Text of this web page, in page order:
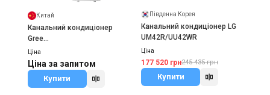
Китай
Канальний кондиціонер
Gree
GFH42K3BI/GUHN42NM3AO
Ціна
Ціна за запитом
Купити
Південна Корея
Канальний кондиціонер LG
UM42R/UU42WR
Ціна
177 520 грн245 435 грн
Купити